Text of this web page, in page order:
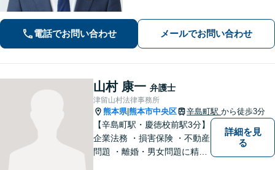
専門性の高い弁護士が寄り添い解決を
サポートします。
電話でお問い合わせ メールでお問い合わせ
山村 康一 弁護士
津留山村法律事務所
熊本県|熊本市中央区 辛島町駅 から徒歩3分
【辛島町駅・慶徳校前駅3分】
企業法務 ・損害保険 ・不動産
問題 ・離婚・男女問題に精通
詳細を見
る